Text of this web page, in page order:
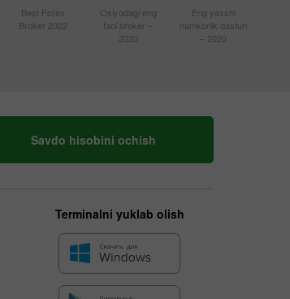
Best Forex
Broker 2022
Osiyodagi eng
faol broker –
2020
Eng yaxshi
hamkorlik dasturi
– 2020
Savdo hisobini ochish
Terminalni yuklab olish